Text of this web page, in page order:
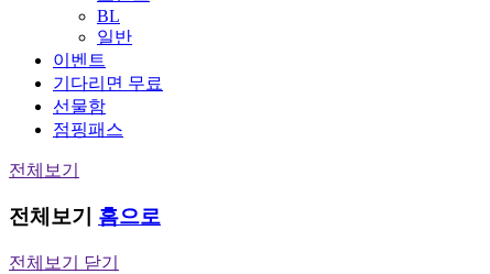
BL
일반
이벤트
기다리면 무료
선물함
점핑패스
전체보기
전체보기 홈으로
전체보기 닫기